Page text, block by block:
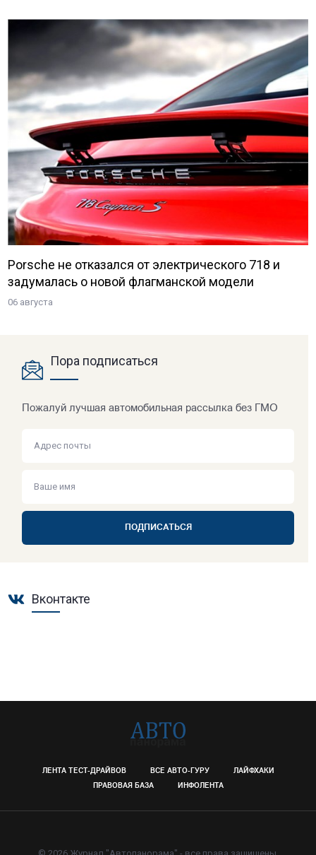
Porsche не отказался от электрического 718 и
задумалась о новой флагманской модели
06 августа
Пора подписаться
Пожалуй лучшая автомобильная рассылка без ГМО
ПОДПИСАТЬСЯ
Вконтакте
ЛЕНТА ТЕСТ-ДРАЙВОВ ВСЕ АВТО-ГУРУ
ЛАЙФХАКИ
ПРАВОВАЯ БАЗА
ИНФОЛЕНТА